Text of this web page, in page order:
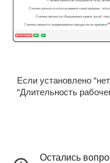
Если установлено
“Длительность
Остались